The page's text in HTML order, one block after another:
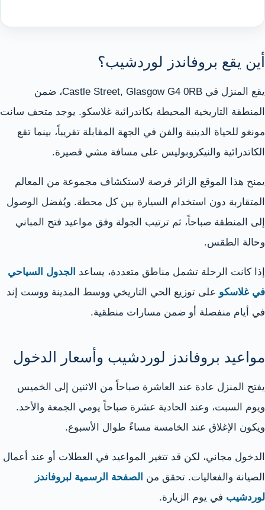
أين يقع بروفاندز لوردشيب؟
يقع المنزل في Castle Street, Glasgow G4 0RB، ضمن
المنطقة التاريخية المحيطة بكاتدرائية غلاسكو. يوجد متحف سانت
مونغو للحياة الدينية والفن في الجهة المقابلة تقريباً، بينما تقع
الكاتدرائية والنيكروبوليس على مسافة مشي قصيرة.
يمنح هذا الموقع الزائر فرصة لاستكشاف مجموعة من المعالم
المتقاربة دون استخدام السيارة بين كل محطة. ويُفضل الوصول
إلى المنطقة صباحاً، ثم ترتيب الجولة وفق مواعيد فتح المباني
وحالة الطقس.
إذا كانت الرحلة تشمل مناطق متعددة، يساعد الجدول السياحي
في غلاسكو على توزيع الحي التاريخي ووسط المدينة ووست إند
في أيام منفصلة أو ضمن مسارات منطقية.
مواعيد بروفاندز لوردشيب وأسعار الدخول
يفتح المنزل عادة عند العاشرة صباحاً من الاثنين إلى الخميس
ويوم السبت، وعند الحادية عشرة صباحاً يومي الجمعة والأحد.
ويكون الإغلاق عند الخامسة مساءً طوال الأسبوع.
الدخول مجاني، لكن قد تتغير المواعيد في العطلات أو عند أعمال
الصيانة والفعاليات. تحقق من الصفحة الرسمية لبروفاندز
لوردشيب في يوم الزيارة.